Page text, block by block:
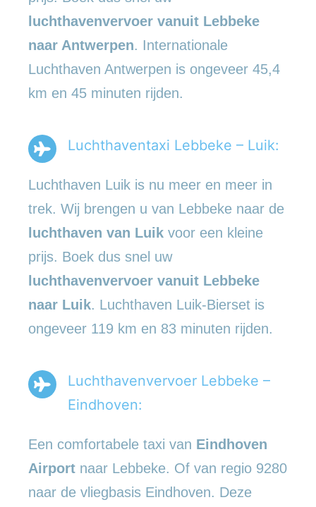
luchthavenvervoer vanuit Lebbeke
naar Antwerpen. Internationale
Luchthaven Antwerpen is ongeveer 45,4
km en 45 minuten rijden.
Luchthaventaxi Lebbeke – Luik:
Luchthaven Luik is nu meer en meer in
trek. Wij brengen u van Lebbeke naar de
luchthaven van Luik voor een kleine
prijs. Boek dus snel uw
luchthavenvervoer vanuit Lebbeke
naar Luik. Luchthaven Luik-Bierset is
ongeveer 119 km en 83 minuten rijden.
Luchthavenvervoer Lebbeke –
Eindhoven:
Een comfortabele taxi van Eindhoven
Airport naar Lebbeke. Of van regio 9280
naar de vliegbasis Eindhoven. Deze